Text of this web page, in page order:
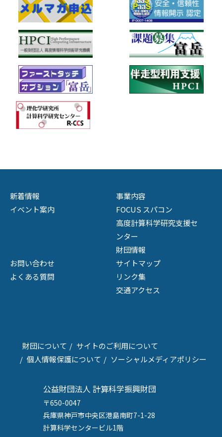
新着情報
イベント案内
事業内容
FOCUS スパコン
高度計算科学研究支援セ
ンター
財団情報
お問い合わせ
よくある質問
サイトマップ
リンク集
交通アクセス
公益財団法人 計算科学振興財団
〒650-0047
兵庫県神戸市中央区港島南町7-1-28
計算科学センタービル1階
財団について
サイトのご利用について
個人情報保護について
ソーシャルメディアポリシー